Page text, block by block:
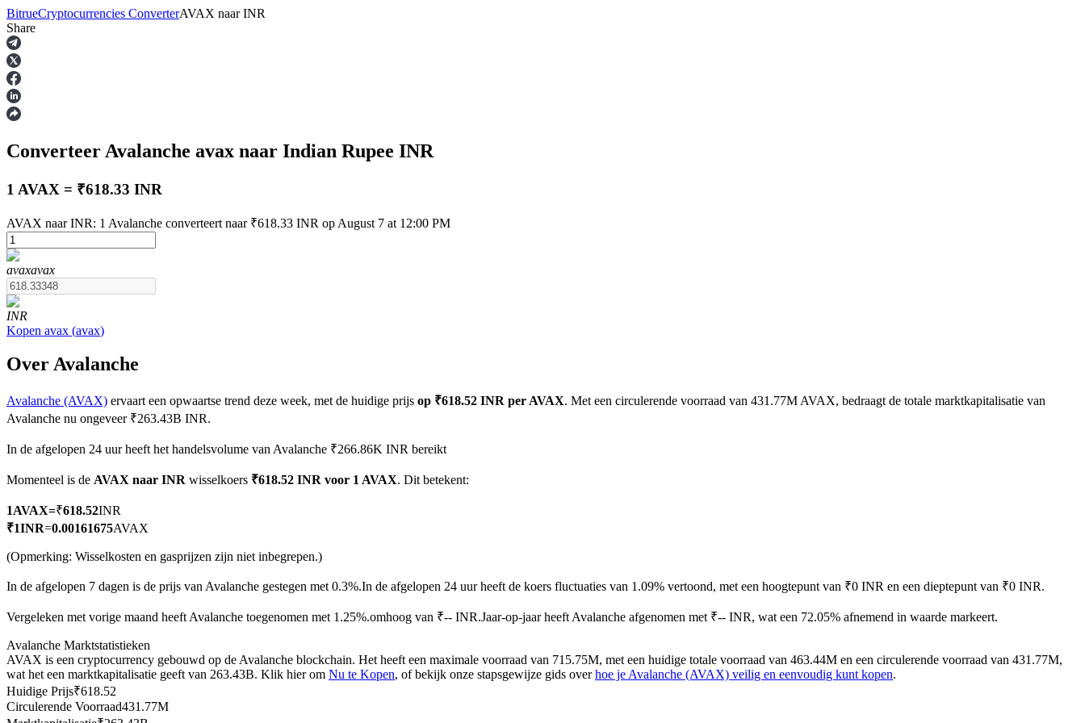
Termijncontracten
Futures met USDT als onderpand
TradFi
USDC-futures
BitrueCryptocurrencies ConverterAVAX naar INR
Share
Converteer Avalanche avax naar Indian Rupee INR
1 AVAX = ₹618.33 INR
AVAX naar INR: 1 Avalanche converteert naar ₹618.33 INR op August 7 at 12:00 PM
avaxavax
INR
Kopen avax (avax)
Over Avalanche
Avalanche (AVAX) ervaart een opwaartse trend deze week, met de huidige prijs op ₹618.52 INR per AVAX. Met een circulerende voorraad van 431.77M AVAX, bedraagt de totale marktkapitalisatie van
Avalanche nu ongeveer ₹263.43B INR.
In de afgelopen 24 uur heeft het handelsvolume van Avalanche ₹266.86K INR bereikt
Momenteel is de AVAX naar INR wisselkoers ₹618.52 INR voor 1 AVAX. Dit betekent:
1AVAX=₹618.52INR
₹1INR=0.00161675AVAX
(Opmerking: Wisselkosten en gasprijzen zijn niet inbegrepen.)
In de afgelopen 7 dagen is de prijs van Avalanche gestegen met 0.3%.In de afgelopen 24 uur heeft de koers fluctuaties van 1.09% vertoond, met een hoogtepunt van ₹0 INR en een dieptepunt van ₹0 INR.
Vergeleken met vorige maand heeft Avalanche toegenomen met 1.25%.omhoog van ₹-- INR.Jaar-op-jaar heeft Avalanche afgenomen met ₹-- INR, wat een 72.05% afnemend in waarde markeert.
Avalanche Marktstatistieken
AVAX is een cryptocurrency gebouwd op de Avalanche blockchain. Het heeft een maximale voorraad van 715.75M, met een huidige totale voorraad van 463.44M en een circulerende voorraad van 431.77M,
wat het een marktkapitalisatie geeft van 263.43B. Klik hier om Nu te Kopen, of bekijk onze stapsgewijze gids overhoe je Avalanche (AVAX) veilig en eenvoudig kunt kopen.
Huidige Prijs₹618.52
Circulerende Voorraad431.77M